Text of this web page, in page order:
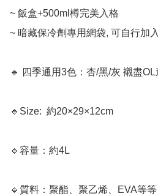
~ 飯盒+500ml樽完美入格
~ 暗藏保冷劑專用網袋, 可自行加
🔹 四季通用3色：杏/黑/灰 襯盡OL
🔹Size:  約20×29×12cm
🔹容量：約4L
🔹質料：聚酯、聚乙烯、EVA等等